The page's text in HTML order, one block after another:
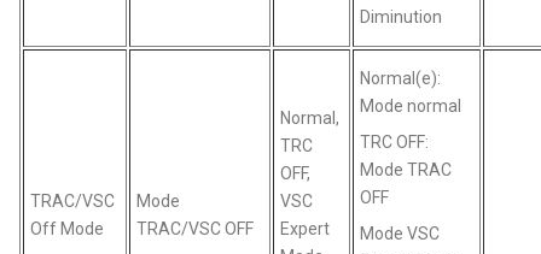
Diminution
TRAC/VSC
Off Mode
Mode
TRAC/VSC OFF
Normal,
TRC
OFF,
VSC
Expert
Normal(e):
Mode normal
TRC OFF:
Mode TRAC
OFF
Mode VSC